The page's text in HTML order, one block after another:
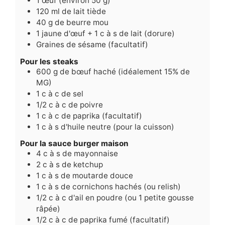
120 ml de lait tiède
40 g de beurre mou
1 jaune d'œuf + 1 c à s de lait (dorure)
Graines de sésame (facultatif)
Pour les steaks
600 g de bœuf haché (idéalement 15% de
MG)
1 c à c de sel
1/2 c à c de poivre
1 c à c de paprika (facultatif)
1 c à s d'huile neutre (pour la cuisson)
Pour la sauce burger maison
4 c à s de mayonnaise
2 c à s de ketchup
1 c à s de moutarde douce
1 c à s de cornichons hachés (ou relish)
1/2 c à c d'ail en poudre (ou 1 petite gousse
râpée)
1/2 c à c de paprika fumé (facultatif)